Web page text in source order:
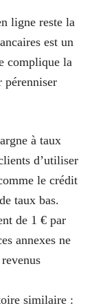
ligne reste la
est un
complique la
pérenniser
à taux
d’utiliser
le crédit
taux bas.
de 1 € par
annexes ne
similaire :